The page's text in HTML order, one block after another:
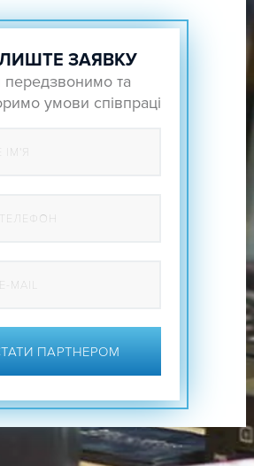
ЗАЯВКУ
передзвонимо та
умови співпраці
ПАРТНЕРОМ